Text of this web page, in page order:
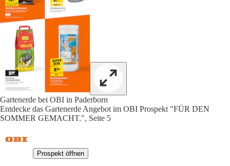
Gartenerde bei OBI in Paderborn
Entdecke das Gartenerde Angebot im OBI Prospekt "FÜR DEN
SOMMER GEMACHT.", Seite 5
Prospekt öffnen